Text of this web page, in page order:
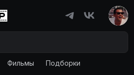
Фильмы Подборки